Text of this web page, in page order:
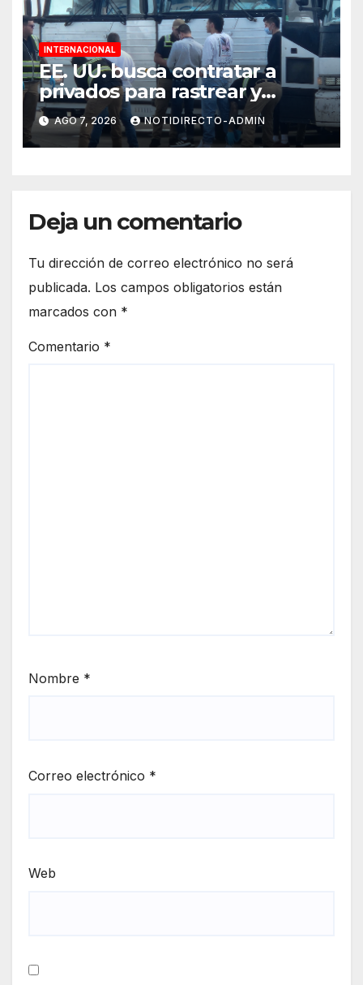
INTERNACIONAL
EE. UU. busca contratar a
privados para rastrear y
cobrar multas a migrantes
deportados en México y
Centroamérica
AGO 7, 2026 NOTIDIRECTO-ADMIN
Deja un comentario
Tu dirección de correo electrónico no será
publicada. Los campos obligatorios están
marcados con *
Comentario *
Nombre *
Correo electrónico *
Web